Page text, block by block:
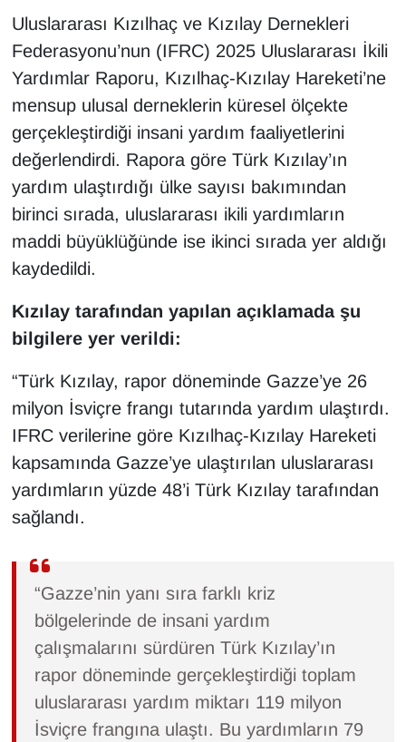
Uluslararası Kızılhaç ve Kızılay Dernekleri
Federasyonu’nun (IFRC) 2025 Uluslararası İkili
Yardımlar Raporu, Kızılhaç-Kızılay Hareketi’ne
mensup ulusal derneklerin küresel ölçekte
gerçekleştirdiği insani yardım faaliyetlerini
değerlendirdi. Rapora göre Türk Kızılay’ın
yardım ulaştırdığı ülke sayısı bakımından
birinci sırada, uluslararası ikili yardımların
maddi büyüklüğünde ise ikinci sırada yer aldığı
kaydedildi.
Kızılay tarafından yapılan açıklamada şu
bilgilere yer verildi:
“Türk Kızılay, rapor döneminde Gazze’ye 26
milyon İsviçre frangı tutarında yardım ulaştırdı.
IFRC verilerine göre Kızılhaç-Kızılay Hareketi
kapsamında Gazze’ye ulaştırılan uluslararası
yardımların yüzde 48’i Türk Kızılay tarafından
sağlandı.
“Gazze’nin yanı sıra farklı kriz
bölgelerinde de insani yardım
çalışmalarını sürdüren Türk Kızılay’ın
rapor döneminde gerçekleştirdiği toplam
uluslararası yardım miktarı 119 milyon
İsviçre frangına ulaştı. Bu yardımların 79
MEDYA
ONE EKONOMİ
POLİTİKA
Resmi İlanlar
RÖPORTAJ
SAĞLIK
Seri İlan
Sinema - TV
SİYASET
SPOR
TEBRİK
Turizm
VAN'DA SPOR
Vasıta
YAŞAM